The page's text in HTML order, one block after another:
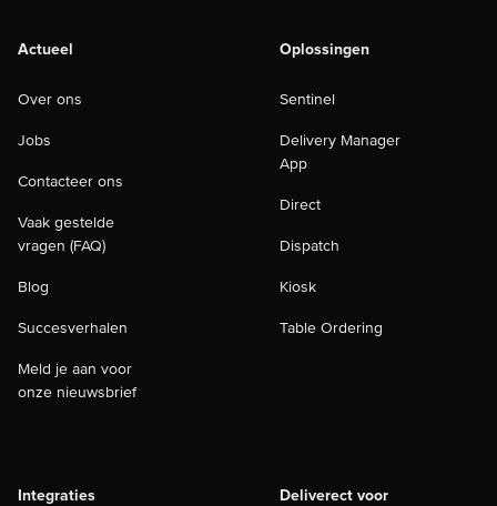
Actueel
Over ons
Jobs
Contacteer ons
Vaak gestelde
vragen (FAQ)
Blog
Succesverhalen
Meld je aan voor
onze nieuwsbrief
Oplossingen
Sentinel
Delivery Manager
App
Direct
Dispatch
Kiosk
Table Ordering
Integraties Deliverect voor